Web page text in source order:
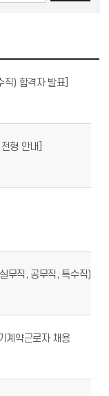
) 합격자 발표]
형 안내]
무직, 공무직, 특수직)
계약근로자 채용